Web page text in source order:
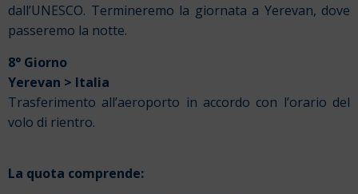
dall’UNESCO. Termineremo la giornata a Yerevan, dove
passeremo la notte.
8° Giorno
Yerevan > Italia
Trasferimento all’aeroporto in accordo con l’orario del
volo di rientro.
La quota comprende: